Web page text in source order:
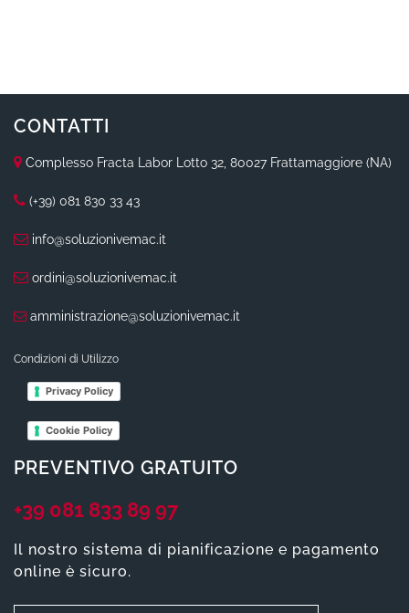
CONTATTI
Complesso Fracta Labor Lotto 32, 80027 Frattamaggiore (NA)
(+39) 081 830 33 43
info@soluzionivemac.it
ordini@soluzionivemac.it
amministrazione@soluzionivemac.it
Condizioni di Utilizzo
Privacy Policy
Cookie Policy
PREVENTIVO GRATUITO
+39 081 833 89 97
Il nostro sistema di pianificazione e pagamento
online è sicuro.